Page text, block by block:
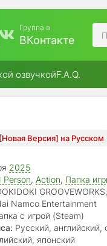
Группа в
ВКонтакте
озвучкойF.A.Q.
Версия] на Русском
2025
Person, Action, Папка
Namco Entertainment
с игрой (Steam)
Русский,
японский,
японский